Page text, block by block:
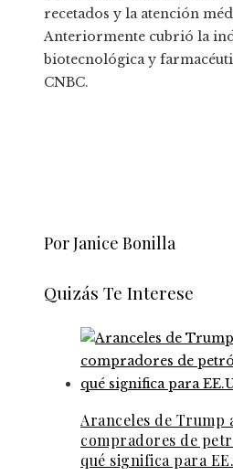
recetados y la atención
Anteriormente cubrió la
biotecnológica y
CNBC.
Por Janice Bonilla
Quizás Te Interese
Aranceles de Trump
compradores de
qué significa para